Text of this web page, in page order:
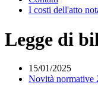
I costi dell'atto
Legge di
15/01/2025
Novità normative